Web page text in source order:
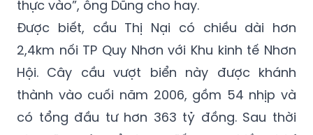
2,4km nối TP Quy Nhơn với Khu kinh tế Nhơn
Hội. Cây cầu vượt biển này được khánh
thành vào cuối năm 2006, gồm 54 nhịp và
có tổng đầu tư hơn 363 tỷ đồng. Sau thời
gian đưa vào sử dụng, đến nay nhiều vị trí
trên cầu đang trong tình trạng hư hỏng,